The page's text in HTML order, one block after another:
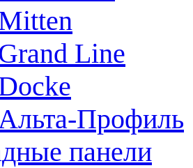
Line
Профиль
панели